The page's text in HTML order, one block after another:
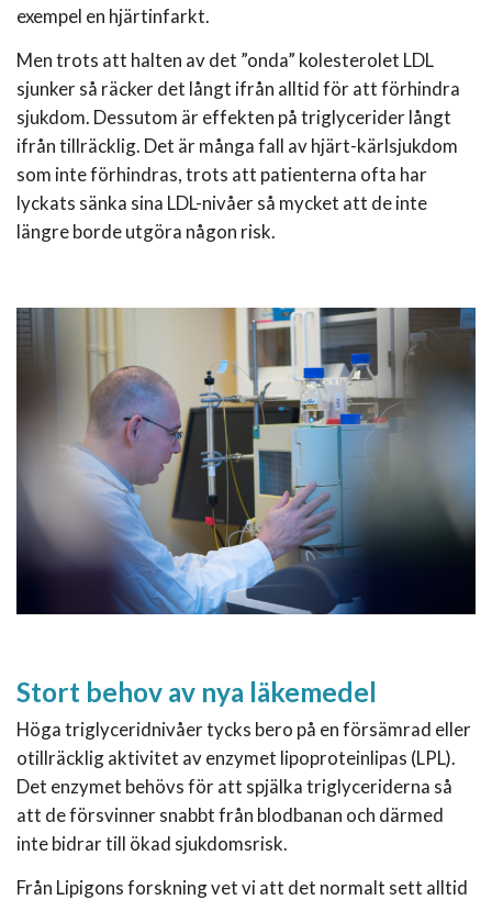
exempel en hjärtinfarkt.
Men trots att halten av det ”onda” kolesterolet LDL
sjunker så räcker det långt ifrån alltid för att förhindra
sjukdom. Dessutom är effekten på triglycerider långt
ifrån tillräcklig. Det är många fall av hjärt-kärlsjukdom
som inte förhindras, trots att patienterna ofta har
lyckats sänka sina LDL-nivåer så mycket att de inte
längre borde utgöra någon risk.
Stort behov av nya läkemedel
Höga triglyceridnivåer tycks bero på en försämrad eller
otillräcklig aktivitet av enzymet lipoproteinlipas (LPL).
Det enzymet behövs för att spjälka triglyceriderna så
att de försvinner snabbt från blodbanan och därmed
inte bidrar till ökad sjukdomsrisk.
Från Lipigons forskning vet vi att det normalt sett alltid